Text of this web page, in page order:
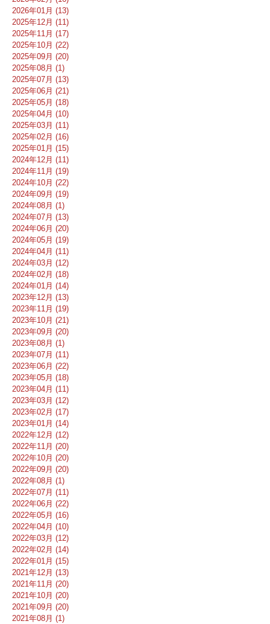
2026年01月 (13)
2025年12月 (11)
2025年11月 (17)
2025年10月 (22)
2025年09月 (20)
2025年08月 (1)
2025年07月 (13)
2025年06月 (21)
2025年05月 (18)
2025年04月 (10)
2025年03月 (11)
2025年02月 (16)
2025年01月 (15)
2024年12月 (11)
2024年11月 (19)
2024年10月 (22)
2024年09月 (19)
2024年08月 (1)
2024年07月 (13)
2024年06月 (20)
2024年05月 (19)
2024年04月 (11)
2024年03月 (12)
2024年02月 (18)
2024年01月 (14)
2023年12月 (13)
2023年11月 (19)
2023年10月 (21)
2023年09月 (20)
2023年08月 (1)
2023年07月 (11)
2023年06月 (22)
2023年05月 (18)
2023年04月 (11)
2023年03月 (12)
2023年02月 (17)
2023年01月 (14)
2022年12月 (12)
2022年11月 (20)
2022年10月 (20)
2022年09月 (20)
2022年08月 (1)
2022年07月 (11)
2022年06月 (22)
2022年05月 (16)
2022年04月 (10)
2022年03月 (12)
2022年02月 (14)
2022年01月 (15)
2021年12月 (13)
2021年11月 (20)
2021年10月 (20)
2021年09月 (20)
2021年08月 (1)